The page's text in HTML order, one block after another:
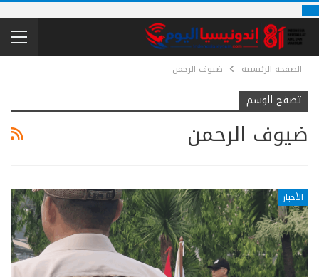
الصفحة الرئيسية ضيوف الرحمن
تصفح الوسم
ضيوف الرحمن
الأخبار